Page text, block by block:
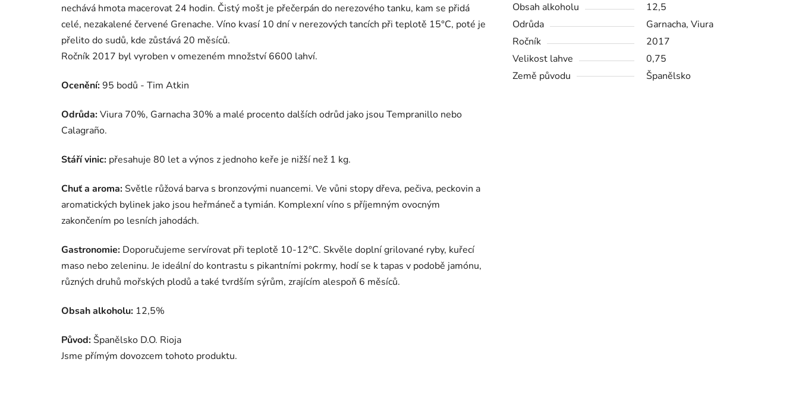
nechává hmota macerovat 24 hodin. Čistý mošt je přečerpán do nerezového tanku, kam se přidá
celé, nezakalené červené Grenache. Víno kvasí 10 dní v nerezových tancích při teplotě 15°C, poté je
přelito do sudů, kde zůstává 20 měsíců.
Ročník 2017 byl vyroben v omezeném množství 6600 lahví.
Ocenění:95 bodů - Tim Atkin
Odrůda:Viura 70%, Garnacha 30% a malé procento dalších odrůd jako jsou Tempranillo nebo
Calagraño.
Stáří vinic: přesahuje 80 let a výnos z jednoho keře je nižší než 1 kg.
Chuť a aroma:Světle růžová barva s bronzovými nuancemi. Ve vůni stopy dřeva, pečiva, peckovin a
aromatických bylinek jako jsou heřmáneč a tymián. Komplexní víno s příjemným ovocným
zakončením po lesních jahodách.
Gastronomie: Doporučujeme servírovat při teplotě 10-12°C. Skvěle doplní grilované ryby, kuřecí
maso nebo zeleninu. Je ideální do kontrastu s pikantními pokrmy, hodí se k tapas v podobě jamónu,
různých druhů mořských plodů a také tvrdším sýrům, zrajícím alespoň 6 měsíců.
Obsah alkoholu: 12,5%
Původ:Španělsko D.O. Rioja
Jsme přímým dovozcem tohoto produktu.
Obsah alkoholu
12,5
Odrůda
Garnacha, Viura
Ročník
2017
Velikost lahve
0,75
Země původu
Španělsko